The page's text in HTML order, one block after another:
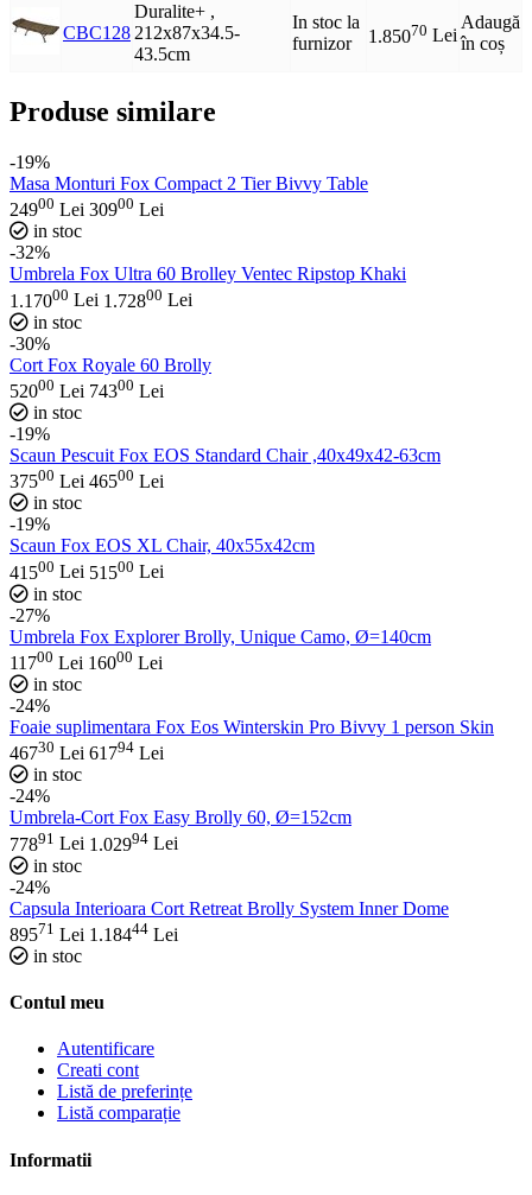
CBC128
Duralite+ ,
212x87x34.5-
43.5cm
In stoc la
furnizor
1.85070 Lei
Adaugă
în coș
Produse similare
-19%
Masa Monturi Fox Compact 2 Tier Bivvy Table
24900 Lei 30900 Lei
in stoc
-32%
Umbrela Fox Ultra 60 Brolley Ventec Ripstop Khaki
1.17000 Lei 1.72800 Lei
in stoc
-30%
Cort Fox Royale 60 Brolly
52000 Lei 74300 Lei
in stoc
-19%
Scaun Pescuit Fox EOS Standard Chair ,40x49x42-63cm
37500 Lei 46500 Lei
in stoc
-19%
Scaun Fox EOS XL Chair, 40x55x42cm
41500 Lei 51500 Lei
in stoc
-27%
Umbrela Fox Explorer Brolly, Unique Camo, Ø=140cm
11700 Lei 16000 Lei
in stoc
-24%
Foaie suplimentara Fox Eos Winterskin Pro Bivvy 1 person Skin
46730 Lei 61794 Lei
in stoc
-24%
Umbrela-Cort Fox Easy Brolly 60, Ø=152cm
77891 Lei 1.02994 Lei
in stoc
-24%
Capsula Interioara Cort Retreat Brolly System Inner Dome
89571 Lei 1.18444 Lei
in stoc
Contul meu
Autentificare
Creati cont
Listă de preferințe
Listă comparație
Informatii